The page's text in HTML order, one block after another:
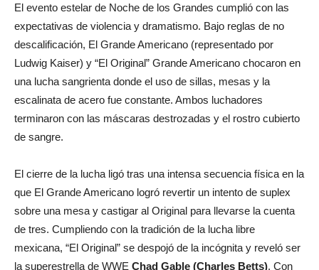
El evento estelar de Noche de los Grandes cumplió con las
expectativas de violencia y dramatismo. Bajo reglas de no
descalificación, El Grande Americano (representado por
Ludwig Kaiser) y “El Original” Grande Americano chocaron en
una lucha sangrienta donde el uso de sillas, mesas y la
escalinata de acero fue constante. Ambos luchadores
terminaron con las máscaras destrozadas y el rostro cubierto
de sangre.
El cierre de la lucha ligó tras una intensa secuencia física en la
que El Grande Americano logró revertir un intento de suplex
sobre una mesa y castigar al Original para llevarse la cuenta
de tres. Cumpliendo con la tradición de la lucha libre
mexicana, “El Original” se despojó de la incógnita y reveló ser
la superestrella de WWE Chad Gable (Charles Betts). Con